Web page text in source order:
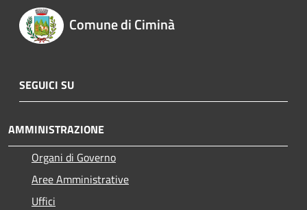
Comune di Ciminà
SEGUICI SU
AMMINISTRAZIONE
Organi di Governo
Aree Amministrative
Uffici